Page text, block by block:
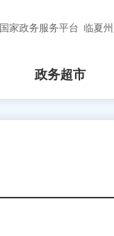
国家政务服务平台 临夏
政务超市